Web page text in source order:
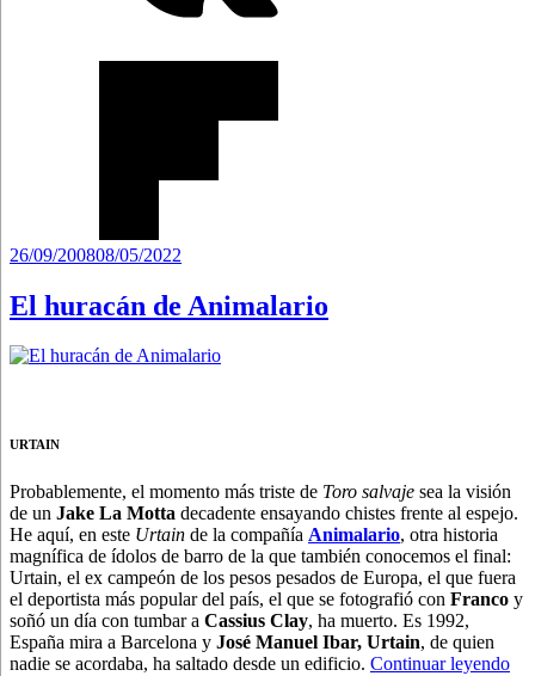
Publicado
26/09/200808/05/2022
El huracán de Animalario
URTAIN
Probablemente, el momento más triste de Toro salvaje sea la visión
de un Jake La Motta decadente ensayando chistes frente al espejo.
He aquí, en este Urtain de la compañía Animalario, otra historia
magnífica de ídolos de barro de la que también conocemos el final:
Urtain, el ex campeón de los pesos pesados de Europa, el que fuera
el deportista más popular del país, el que se fotografió con Franco y
soñó un día con tumbar a Cassius Clay, ha muerto. Es 1992,
España mira a Barcelona y José Manuel Ibar, Urtain, de quien
nadie se acordaba, ha saltado desde un edificio. Continuar leyendo“El